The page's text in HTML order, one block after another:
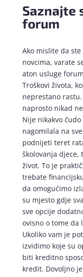
Saznajte
forum
Ako mislite da
novcima, varate
aton usluge
Troškovi života,
neprestano
naprosto nikad
Nije nikakvo
nagomilala na
podnijeti teret
školovanja djece,
život. To je
trebate
da omogućimo
su mjesto gdje
sve opcije
ovisno o tome da
Ukoliko vam je
izvidimo koje su
biti kreditno
kredit. Dovoljno